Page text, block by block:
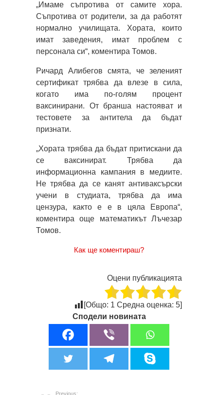
„Имаме съпротива от самите хора.
Съпротива от родители, за да работят
нормално училищата. Хората, които
имат заведения, имат проблем с
персонала си“, коментира Томов.
Ричард Алибегов смята, че зеленият
сертификат трябва да влезе в сила,
когато има по-голям процент
ваксинирани. От бранша настояват и
тестовете за антитела да бъдат
признати.
„Хората трябва да бъдат притискани да
се ваксинират. Трябва да
информационна кампания в медиите.
Не трябва да се канят антиваксърски
учени в студиата, трябва да има
цензура, както е е в цяла Европа“,
коментира още математикът Лъчезар
Томов.
Как ще коментираш?
Оцени публикацията
[Общо: 1 Средна оценка: 5]
Сподели новината
Previous: